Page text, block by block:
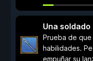
Una
Prueba de
habilidades.
empuñar su